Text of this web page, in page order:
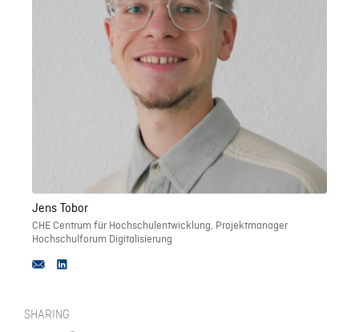
Jens Tobor
CHE Centrum für Hochschulentwicklung, Projektmanager
Hochschulforum Digitalisierung
SHARING